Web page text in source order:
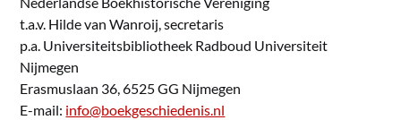
t.a.v. Hilde van Wanroij, secretaris
p.a. Universiteitsbibliotheek Radboud Universiteit
Nijmegen
Erasmuslaan 36, 6525 GG Nijmegen
E-mail: info@boekgeschiedenis.nl